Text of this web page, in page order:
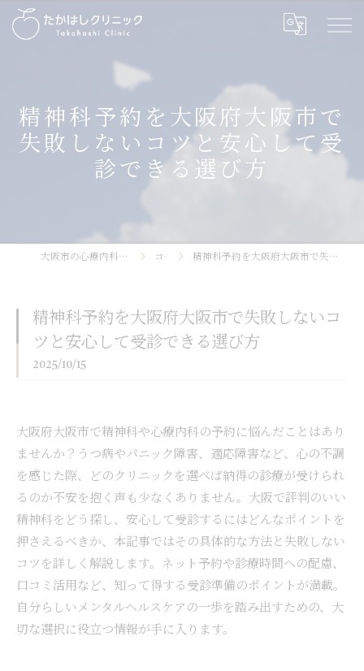
精神科予約を大阪府大阪市で
失敗しないコツと安心して受
診できる選び方
大阪市の心療内科ならたかはしクリニック コラム 精神科予約を大阪府大阪市で失敗しないコツと安心して受診できる選び方
精神科予約を大阪府大阪市で失敗しないコ
ツと安心して受診できる選び方
2025/10/15
大阪府大阪市で精神科や心療内科の予約に悩んだことはあり
ませんか？うつ病やパニック障害、適応障害など、心の不調
を感じた際、どのクリニックを選べば納得の診療が受けられ
るのか不安を抱く声も少なくありません。大阪で評判のいい
精神科をどう探し、安心して受診するにはどんなポイントを
押さえるべきか、本記事ではその具体的な方法と失敗しない
コツを詳しく解説します。ネット予約や診療時間への配慮、
口コミ活用など、知って得する受診準備のポイントが満載。
自分らしいメンタルヘルスケアの一歩を踏み出すための、大
切な選択に役立つ情報が手に入ります。